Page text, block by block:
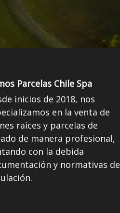
Parcelas Chile Spa
inicios de 2018, nos
en la venta de
raíces y parcelas de
de manera profesional,
con la debida
y normativas de